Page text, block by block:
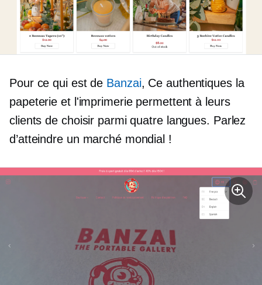
Pour ce qui est de Banzai, Ceauthentiquesla
papeterie et l'imprimerie permettent à leurs
clients de choisir parmi quatre langues. Parlez
d’atteindre un marché mondial !